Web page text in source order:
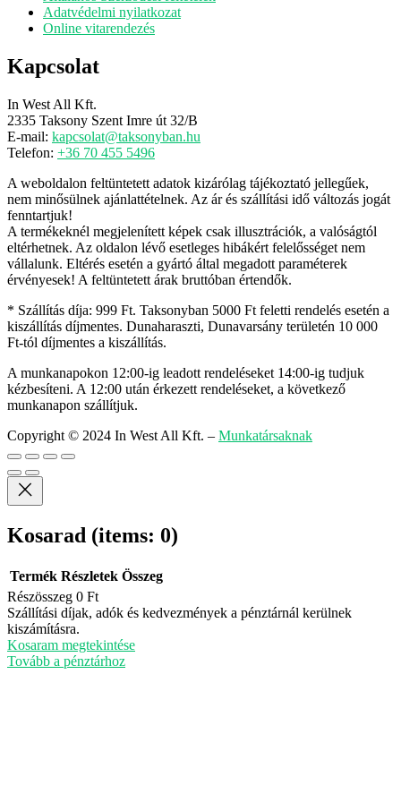
Adatvédelmi nyilatkozat
Online vitarendezés
Kapcsolat
In West All Kft.
2335 Taksony Szent Imre út 32/B
E-mail: kapcsolat@taksonyban.hu
Telefon: +36 70 455 5496
A weboldalon feltüntetett adatok kizárólag tájékoztató jellegűek,
nem minősülnek ajánlattételnek. Az ár és szállítási idő változás jogát
fenntartjuk!
A termékeknél megjelenített képek csak illusztrációk, a valóságtól
eltérhetnek. Az oldalon lévő esetleges hibákért felelősséget nem
vállalunk. Eltérés esetén a gyártó által megadott paraméterek
érvényesek! A feltüntetett árak bruttóban értendők.
* Szállítás díja: 999 Ft. Taksonyban 5000 Ft feletti rendelés esetén a
kiszállítás díjmentes. Dunaharaszti, Dunavarsány területén 10 000
Ft-tól díjmentes a kiszállítás.
A munkanapokon 12:00-ig leadott rendeléseket 14:00-ig tudjuk
kézbesíteni. A 12:00 után érkezett rendeléseket, a következő
munkanapon szállítjuk.
Copyright © 2024 In West All Kft. – Munkatársaknak
Kosarad (items: 0)
Termékek
a
kosárban
Termék Részletek Összeg
Részösszeg 0 Ft
Szállítási díjak, adók és kedvezmények a pénztárnál kerülnek
kiszámításra.
Kosaram megtekintése
Tovább a pénztárhoz